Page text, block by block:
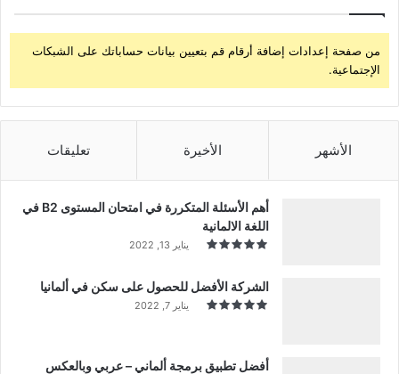
من صفحة إعدادات إضافة أرقام قم بتعيين بيانات حساباتك على الشبكات
الإجتماعية.
الأشهر الأخيرة تعليقات
أهم الأسئلة المتكررة في امتحان المستوى B2 في
اللغة الالمانية
يناير 13, 2022
الشركة الأفضل للحصول على سكن في ألمانيا
يناير 7, 2022
أفضل تطبيق برمجة ألماني – عربي وبالعكس